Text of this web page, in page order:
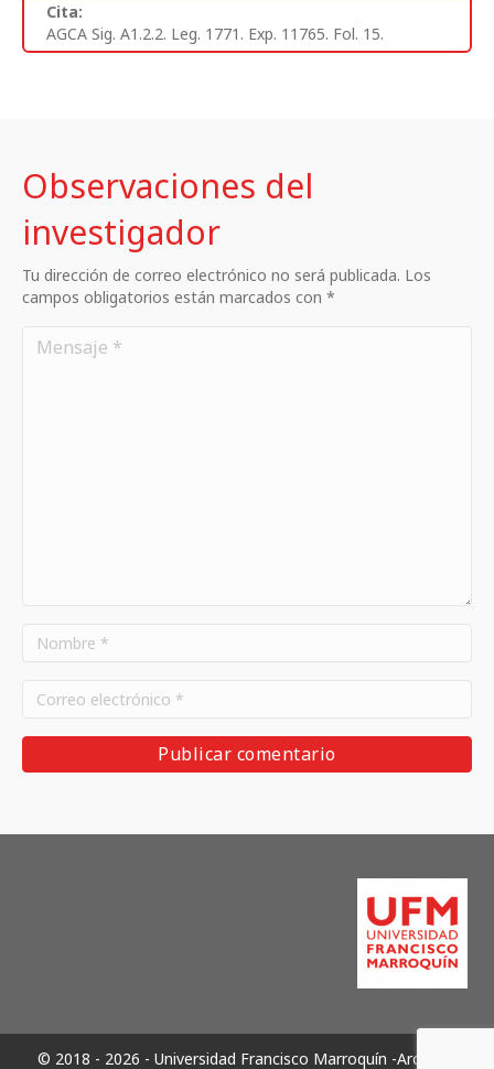
Cita:
AGCA Sig. A1.2.2. Leg. 1771. Exp. 11765. Fol. 15.
Observaciones del
investigador
Tu dirección de correo electrónico no será publicada. Los
campos obligatorios están marcados con *
© 2018 - 2026 - Universidad Francisco Marroquín -Archivos